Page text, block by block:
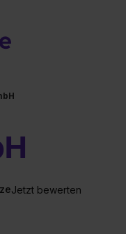
Jetzt bewerten